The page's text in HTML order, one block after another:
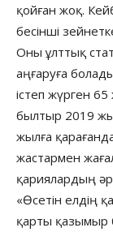
қойған жоқ.
бесінші
Оны ұлттық
аңғаруға
істеп жүрген
былтыр 2019
жылға
жастармен
қариялардың
«Өсетін елдің
қарты қазымыр